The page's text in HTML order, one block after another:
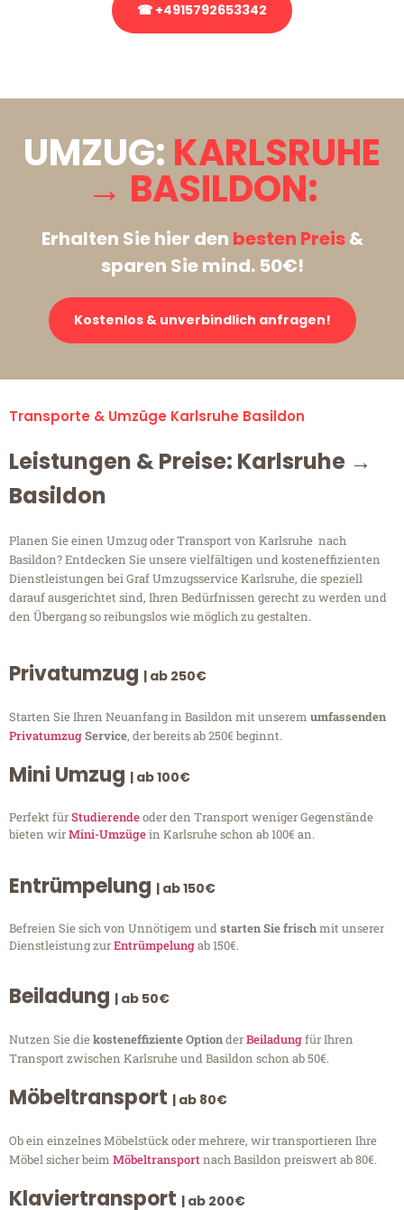
☎ +4915792653342
UMZUG: KARLSRUHE
→ BASILDON:
Erhalten Sie hier den besten Preis&
sparen Sie mind. 50€!
Kostenlos & unverbindlich anfragen!
Transporte & Umzüge Karlsruhe Basildon
Leistungen & Preise: Karlsruhe →
Basildon
Planen Sie einen Umzug oder Transport von Karlsruhe nach
Basildon? Entdecken Sie unsere vielfältigen und kosteneffizienten
Dienstleistungen bei Graf Umzugsservice Karlsruhe, die speziell
darauf ausgerichtet sind, Ihren Bedürfnissen gerecht zu werden und
den Übergang so reibungslos wie möglich zu gestalten.
Privatumzug | ab 250€
Starten Sie Ihren Neuanfang in Basildon mit unserem umfassenden
PrivatumzugService, der bereits ab 250€ beginnt.
Mini Umzug | ab 100€
Perfekt fürStudierendeoder den Transport weniger Gegenstände
bieten wirMini-Umzügein Karlsruhe schon ab 100€ an.
Entrümpelung | ab 150€
Befreien Sie sich von Unnötigem undstarten Sie frischmit unserer
Dienstleistung zurEntrümpelungab 150€.
Beiladung | ab 50€
Nutzen Sie diekosteneffiziente OptionderBeiladungfür Ihren
Transport zwischen Karlsruhe und Basildon schon ab 50€.
Möbeltransport | ab 80€
Ob ein einzelnes Möbelstück oder mehrere, wir transportieren Ihre
Möbel sicher beim Möbeltransportnach Basildon preiswert ab 80€.
Klaviertransport | ab 200€